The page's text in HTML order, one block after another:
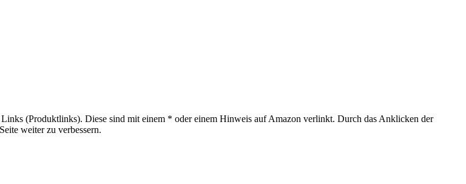
(Produktlinks). Diese sind mit einem * oder einem Hinweis auf Amazon verlinkt. Durch das Anklicken der
weiter zu verbessern.